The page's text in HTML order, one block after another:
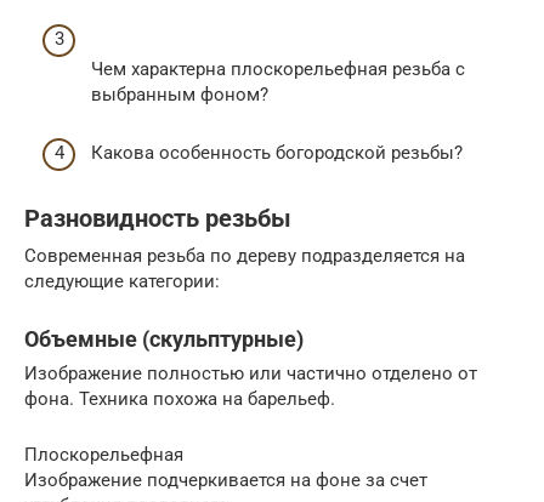
Чем характерна плоскорельефная резьба с
выбранным фоном?
Какова особенность богородской резьбы?
Разновидность резьбы
Современная резьба по дереву подразделяется на
следующие категории:
Объемные (скульптурные)
Изображение полностью или частично отделено от
фона. Техника похожа на барельеф.
Плоскорельефная
Изображение подчеркивается на фоне за счет